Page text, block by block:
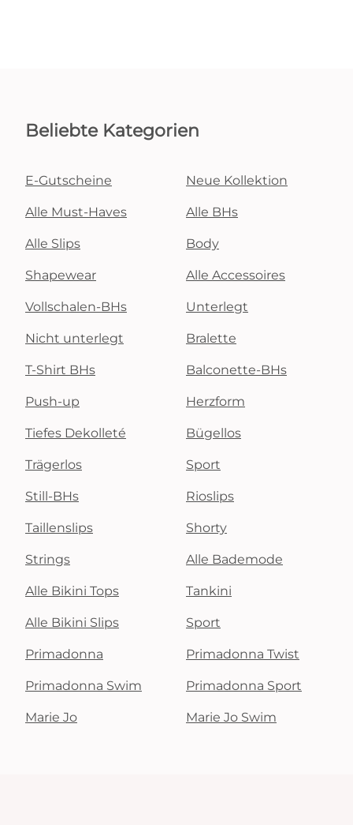
Beliebte Kategorien
E-Gutscheine Neue Kollektion
Alle Must-Haves Alle BHs
Alle Slips Body
Shapewear Alle Accessoires
Vollschalen-BHs Unterlegt
Nicht unterlegt Bralette
T-Shirt BHs Balconette-BHs
Push-up Herzform
Tiefes Dekolleté Bügellos
Trägerlos Sport
Still-BHs Rioslips
Taillenslips Shorty
Strings Alle Bademode
Alle Bikini Tops Tankini
Alle Bikini Slips Sport
Primadonna Primadonna Twist
Primadonna Swim Primadonna Sport
Marie Jo Marie Jo Swim